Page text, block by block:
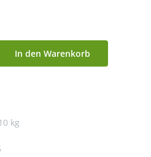
In den Warenkorb
kg